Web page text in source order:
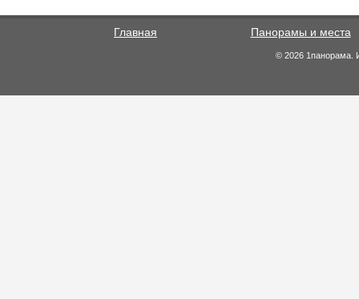
Главная Панорамы и места
© 2026 1панорама.